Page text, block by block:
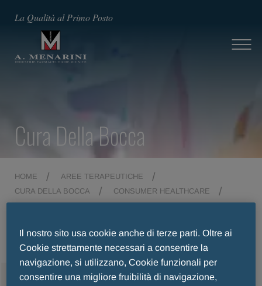
La Qualità al Primo Posto
Cura Della Bocca
HOME
AREE TERAPEUTICHE
CURA DELLA BOCCA
CONSUMER HEALTHCARE
MENU
Il nostro sito usa cookie anche di terze parti. Oltre ai
Cookie strettamente necessari a consentire la
navigazione, si utilizzano, Cookie funzionali per
consentire una migliore fruibilità di navigazione,